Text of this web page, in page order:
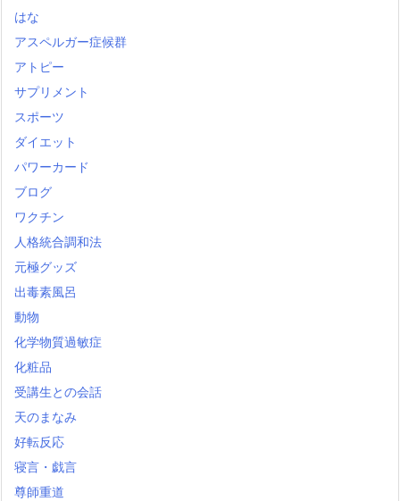
はな
アスペルガー症候群
アトピー
サプリメント
スポーツ
ダイエット
パワーカード
ブログ
ワクチン
人格統合調和法
元極グッズ
出毒素風呂
動物
化学物質過敏症
化粧品
受講生との会話
天のまなみ
好転反応
寝言・戯言
尊師重道